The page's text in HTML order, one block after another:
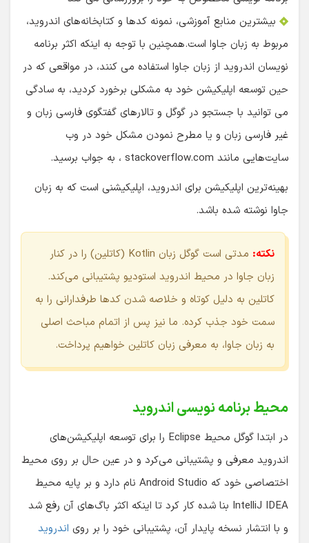
بیشترین منابع آموزشی، نمونه کدها و کتابخانه‌های اندروید،
مربوط به زبان جاوا است.همچنین با توجه به اینکه اکثر برنامه
نویسان اندروید از زبان جاوا استفاده می کنند، در مواقعی که در
حین توسعه اپلیکیشن خود به مشکلی برخورد کردید، به سادگی
می توانید با جستجو در گوگل و تالارهای گفتگوی فارسی زبان و
غیر فارسی زبان و یا مطرح نمودن مشکل خود در وب
سایت‌هایی مانند stackoverflow.com ، به جواب برسید.
بهینه‌ترین اپلیکیشن برای اندروید، اپلیکیشنی است که به زبان
جاوا نوشته شده باشد.
نکته:
مدتی است گوگل زبان Kotlin (کاتلین) را در کنار
زبان جاوا در محیط اندروید استودیو پشتیبانی می‌کند.
کاتلین به دلیل کوتاه و خلاصه شدن کدها طرفدارانی را به
سمت خود جذب کرده. ما نیز پس از اتمام مباحث اصلی
به زبان جاوا، به معرفی زبان کاتلین خواهیم پرداخت.
محیط برنامه نویسی اندروید
در ابتدا گوگل محیط Eclipse را برای توسعه اپلیکیشن‌های
اندروید معرفی و پشتیبانی می‌کرد و در عین حال بر روی محیط
اختصاصی خود که Android Studio نام دارد و بر پایه محیط
IntelliJ IDEA بنا شده کار کرد تا اینکه اکثر باگ‌های آن رفع شد
و با انتشار نسخه پایدار آن، پشتیبانی خود را بر روی اندروید